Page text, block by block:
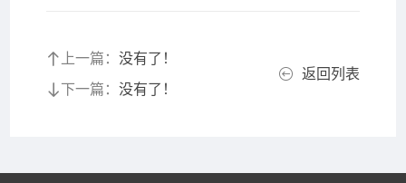
上一篇：没有了！
下一篇：没有了！
返回列表